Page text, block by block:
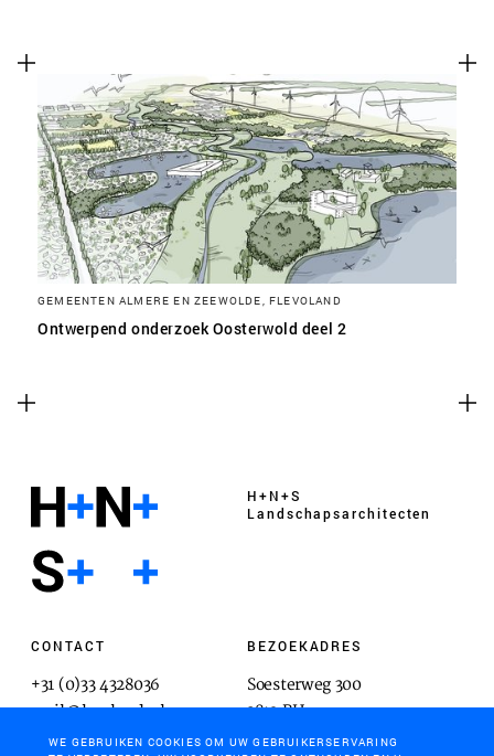
GEMEENTEN ALMERE EN ZEEWOLDE, FLEVOLAND
Ontwerpend onderzoek Oosterwold deel 2
H+N+S
Landschaps­architecten
CONTACT
+31 (0)33 4328036
mail@hnsland.nl
BEZOEKADRES
Soesterweg 300
3812 BH
Amersfoort
WE GEBRUIKEN COOKIES OM UW GEBRUIKERSERVARING